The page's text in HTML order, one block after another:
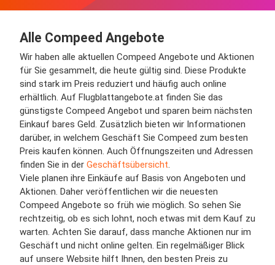
Alle Compeed Angebote
Wir haben alle aktuellen Compeed Angebote und Aktionen
für Sie gesammelt, die heute gültig sind. Diese Produkte
sind stark im Preis reduziert und häufig auch online
erhältlich. Auf Flugblattangebote.at finden Sie das
günstigste Compeed Angebot und sparen beim nächsten
Einkauf bares Geld. Zusätzlich bieten wir Informationen
darüber, in welchem Geschäft Sie Compeed zum besten
Preis kaufen können. Auch Öffnungszeiten und Adressen
finden Sie in der Geschäftsübersicht.
Viele planen ihre Einkäufe auf Basis von Angeboten und
Aktionen. Daher veröffentlichen wir die neuesten
Compeed Angebote so früh wie möglich. So sehen Sie
rechtzeitig, ob es sich lohnt, noch etwas mit dem Kauf zu
warten. Achten Sie darauf, dass manche Aktionen nur im
Geschäft und nicht online gelten. Ein regelmäßiger Blick
auf unsere Website hilft Ihnen, den besten Preis zu